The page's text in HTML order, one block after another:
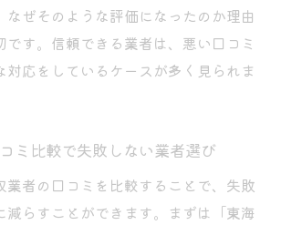
対応の良さを口コミでチェック
収の明確な料金体系を口コミで判
み捨てと不用品回収の使い分け術
用でお得な布団の捨て方を知る方
なぜそのような評価になったのか理由
です。信頼できる業者は、悪い口コミ
対応をしているケースが多く見られま
ミ比較で失敗しない業者選び
業者の口コミを比較することで、失敗
減らすことができます。まずは「東海